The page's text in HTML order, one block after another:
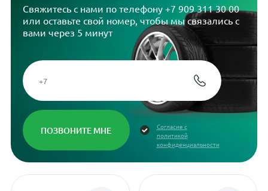
Свяжитесь с нами по телефону +7 909 311 30 00
или оставьте свой номер, чтобы мы связались с
вами через 5 минут
Согласие с
политикой
конфиденциальности